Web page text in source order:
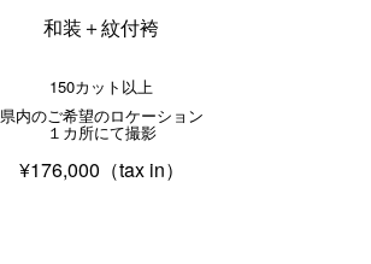
和装＋紋付袴
150カット以上
県内のご希望のロケーション
１カ所にて撮影
¥176,000（tax in）